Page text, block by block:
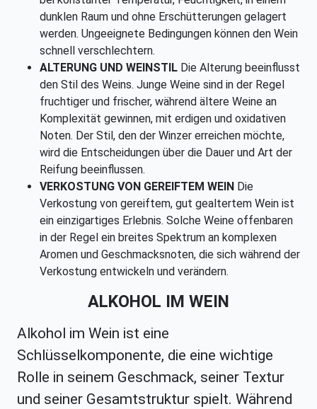
dunklen Raum und ohne Erschütterungen gelagert
werden. Ungeeignete Bedingungen können den Wein
schnell verschlechtern.
ALTERUNG UND WEINSTIL Die Alterung beeinflusst
den Stil des Weins. Junge Weine sind in der Regel
fruchtiger und frischer, während ältere Weine an
Komplexität gewinnen, mit erdigen und oxidativen
Noten. Der Stil, den der Winzer erreichen möchte,
wird die Entscheidungen über die Dauer und Art der
Reifung beeinflussen.
VERKOSTUNG VON GEREIFTEM WEIN Die
Verkostung von gereiftem, gut gealtertem Wein ist
ein einzigartiges Erlebnis. Solche Weine offenbaren
in der Regel ein breites Spektrum an komplexen
Aromen und Geschmacksnoten, die sich während der
Verkostung entwickeln und verändern.
ALKOHOL IM WEIN
Alkohol im Wein ist eine
Schlüsselkomponente, die eine wichtige
Rolle in seinem Geschmack, seiner Textur
und seiner Gesamtstruktur spielt. Während